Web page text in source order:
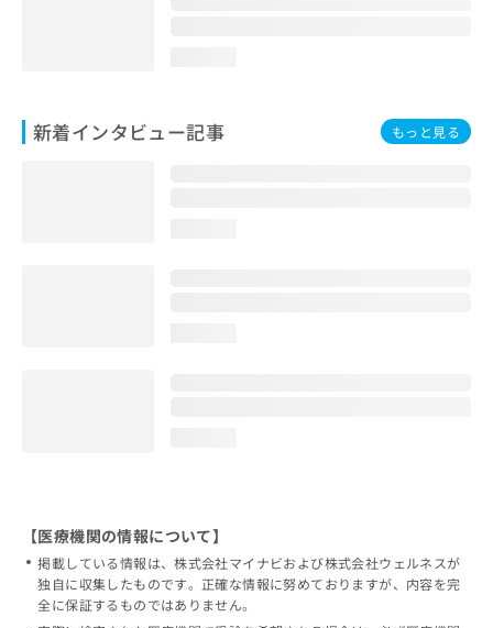
新着インタビュー記事 もっと見る
【医療機関の情報について】
掲載している情報は、株式会社マイナビおよび株式会社ウェルネスが
独自に収集したものです。正確な情報に努めておりますが、内容を完
全に保証するものではありません。